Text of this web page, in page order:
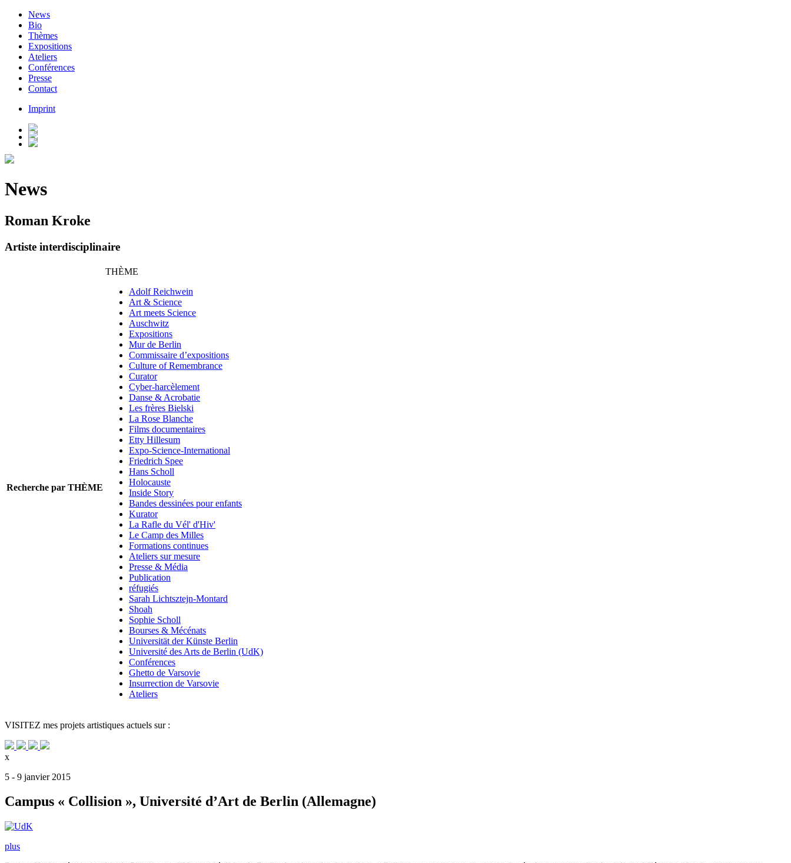
News
Bio
Thèmes
Expositions
Ateliers
Conférences
Presse
Contact
Imprint
News
Roman Kroke
Artiste interdisciplinaire
Recherche par THÈME
THÈME
Adolf Reichwein
Art & Science
Art meets Science
Auschwitz
Expositions
Mur de Berlin
Commissaire d’expositions
Culture of Remembrance
Curator
Cyber-harcèlement
Danse & Acrobatie
Les frères Bielski
La Rose Blanche
Films documentaires
Etty Hillesum
Expo-Science-International
Friedrich Spee
Hans Scholl
Holocauste
Inside Story
Bandes dessinées pour enfants
Kurator
La Rafle du Vél' d'Hiv'
Le Camp des Milles
Formations continues
Ateliers sur mesure
Presse & Média
Publication
réfugiés
Sarah Lichtsztejn-Montard
Shoah
Sophie Scholl
Bourses & Mécénats
Universität der Künste Berlin
Université des Arts de Berlin (UdK)
Conférences
Ghetto de Varsovie
Insurrection de Varsovie
Ateliers
VISITEZ mes projets artistiques actuels sur :
x
5 - 9 janvier 2015
Campus « Collision », Université d’Art de Berlin (Allemagne)
plus